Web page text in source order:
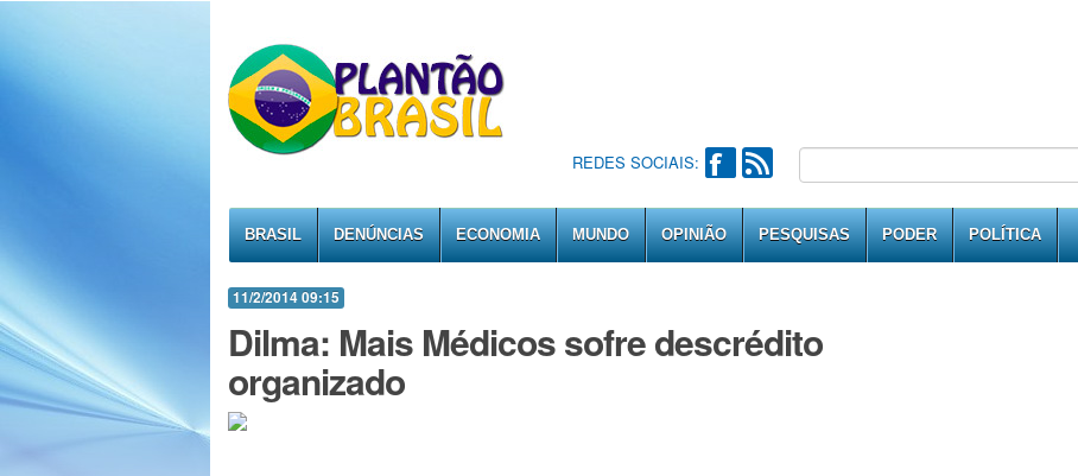
REDES SOCIAIS:
BRASIL DENÚNCIAS ECONOMIA MUNDO OPINIÃO PESQUISAS PODER POLÍTICA
11/2/2014 09:15
Dilma: Mais Médicos sofre descrédito
organizado